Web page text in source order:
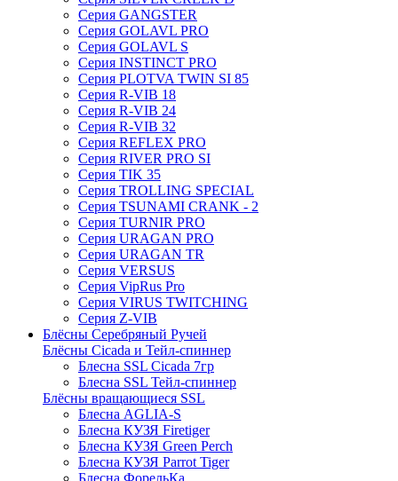
Серия GANGSTER
Серия GOLAVL PRO
Серия GOLAVL S
Серия INSTINCT PRO
Серия PLOTVA TWIN SI 85
Серия R-VIB 18
Серия R-VIB 24
Серия R-VIB 32
Серия REFLEX PRO
Серия RIVER PRO SI
Серия TIK 35
Серия TROLLING SPECIAL
Серия TSUNAMI CRANK - 2
Серия TURNIR PRO
Серия URAGAN PRO
Серия URAGAN TR
Серия VERSUS
Серия VipRus Pro
Серия VIRUS TWITCHING
Серия Z-VIB
Блёсны Серебряный Ручей
Блёсны Cicada и Тейл-спиннер
Блесна SSL Cicada 7гр
Блесна SSL Тейл-спиннер
Блёсны вращающиеся SSL
Блесна AGLIA-S
Блесна КУЗЯ Firetiger
Блесна КУЗЯ Green Perch
Блесна КУЗЯ Parrot Tiger
Блесна ФорельКа